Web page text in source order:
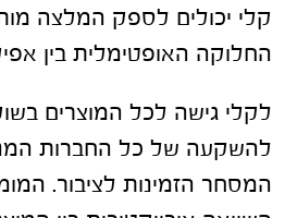
קלי יכולים לספק המלצה
החלוקה האופטימלית בין
לקלי גישה לכל המוצרים
להשקעה של כל החברות
המסחר הזמינות לציבור.